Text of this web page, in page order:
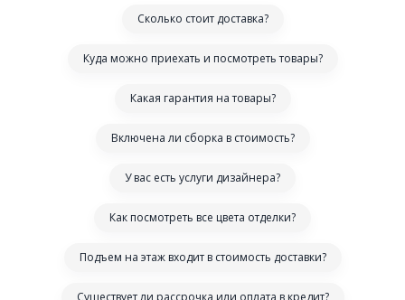
Сколько стоит доставка?
Куда можно приехать и посмотреть товары?
Какая гарантия на товары?
Включена ли сборка в стоимость?
У вас есть услуги дизайнера?
Как посмотреть все цвета отделки?
Подъем на этаж входит в стоимость доставки?
Существует ли рассрочка или оплата в кредит?